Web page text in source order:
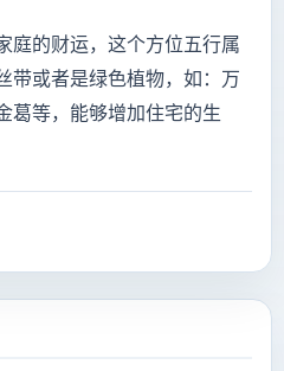
的财运，这个方位五行属
带或者是绿色植物，如：万
葛等，能够增加住宅的生